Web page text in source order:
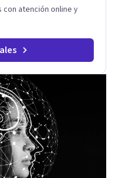
atención online y